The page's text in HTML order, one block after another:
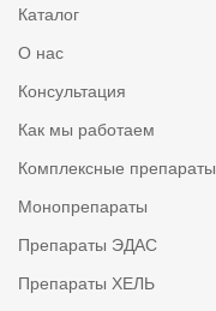
Каталог
О нас
Консультация
Как мы работаем
Комплексные препараты
Монопрепараты
Препараты ЭДАС
Препараты ХЕЛЬ